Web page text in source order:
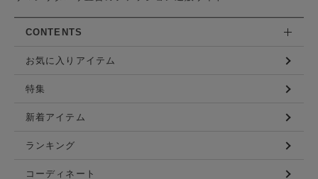
CONTENTS
お気に入りアイテム
特集
新着アイテム
ランキング
コーディネート